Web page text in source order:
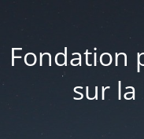
Fondation
sur